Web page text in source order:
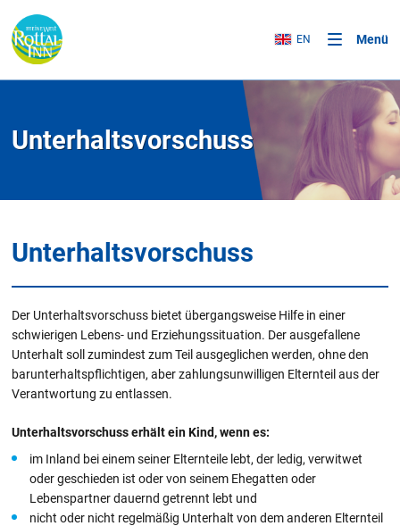
EN Menü
Unterhaltsvorschuss
Unterhaltsvorschuss
Der Unterhaltsvorschuss bietet übergangsweise Hilfe in einer
schwierigen Lebens- und Erziehungssituation. Der ausgefallene
Unterhalt soll zumindest zum Teil ausgeglichen werden, ohne den
barunterhaltspflichtigen, aber zahlungsunwilligen Elternteil aus der
Verantwortung zu entlassen.
Unterhaltsvorschuss erhält ein Kind, wenn es:
im Inland bei einem seiner Elternteile lebt, der ledig, verwitwet
oder geschieden ist oder von seinem Ehegatten oder
Lebenspartner dauernd getrennt lebt und
nicht oder nicht regelmäßig Unterhalt von dem anderen Elternteil